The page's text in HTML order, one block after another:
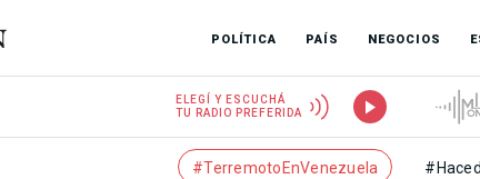
POLÍTICA PAÍS NEGOCIOS
ELEGÍ Y ESCUCHÁ
TU RADIO PREFERIDA
#TerremotoEnVenezuela